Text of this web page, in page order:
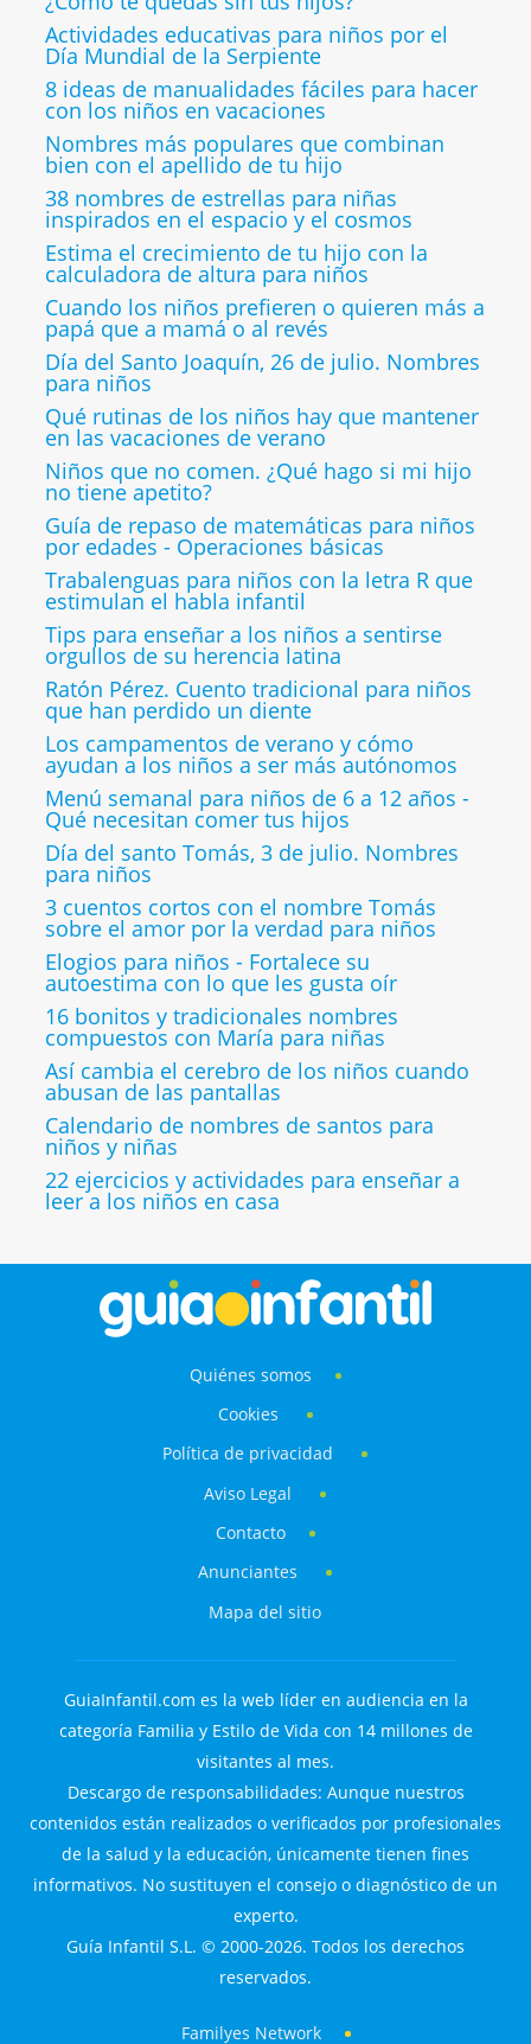
Actividades educativas para niños por el
Día Mundial de la Serpiente
8 ideas de manualidades fáciles para hacer
con los niños en vacaciones
Nombres más populares que combinan
bien con el apellido de tu hijo
38 nombres de estrellas para niñas
inspirados en el espacio y el cosmos
Estima el crecimiento de tu hijo con la
calculadora de altura para niños
Cuando los niños prefieren o quieren más a
papá que a mamá o al revés
Día del Santo Joaquín, 26 de julio. Nombres
para niños
Qué rutinas de los niños hay que mantener
en las vacaciones de verano
Niños que no comen. ¿Qué hago si mi hijo
no tiene apetito?
Guía de repaso de matemáticas para niños
por edades - Operaciones básicas
Trabalenguas para niños con la letra R que
estimulan el habla infantil
Tips para enseñar a los niños a sentirse
orgullos de su herencia latina
Ratón Pérez. Cuento tradicional para niños
que han perdido un diente
Los campamentos de verano y cómo
ayudan a los niños a ser más autónomos
Menú semanal para niños de 6 a 12 años -
Qué necesitan comer tus hijos
Día del santo Tomás, 3 de julio. Nombres
para niños
3 cuentos cortos con el nombre Tomás
sobre el amor por la verdad para niños
Elogios para niños - Fortalece su
autoestima con lo que les gusta oír
16 bonitos y tradicionales nombres
compuestos con María para niñas
Así cambia el cerebro de los niños cuando
abusan de las pantallas
Calendario de nombres de santos para
niños y niñas
22 ejercicios y actividades para enseñar a
leer a los niños en casa
Quiénes somos
Cookies
Política de privacidad
Aviso Legal
Contacto
Anunciantes
Mapa del sitio
GuiaInfantil.com es la web líder en audiencia en la
categoría Familia y Estilo de Vida con 14 millones de
visitantes al mes.
Descargo de responsabilidades: Aunque nuestros
contenidos están realizados o verificados por profesionales
de la salud y la educación, únicamente tienen fines
informativos. No sustituyen el consejo o diagnóstico de un
experto.
Guía Infantil S.L. © 2000-2026. Todos los derechos
reservados.
Familyes Network